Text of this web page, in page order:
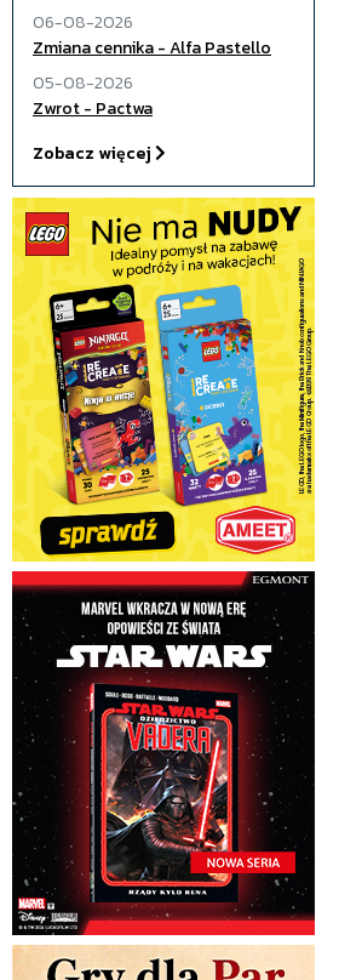
06-08-2026
Zmiana cennika - Alfa Pastello
05-08-2026
Zwrot - Pactwa
Zobacz więcej